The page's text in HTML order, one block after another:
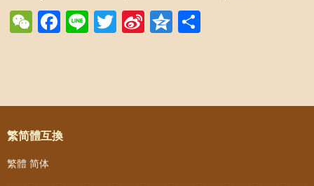
WeChat
Facebook
LineTwitter
SinaQzone
Post navigation
繁简體互換
繁體 简体